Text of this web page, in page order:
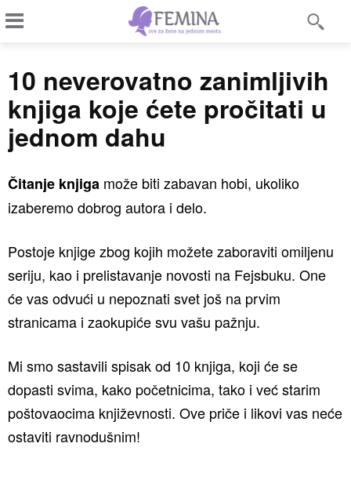
10 neverovatno zanimljivih
knjiga koje ćete pročitati u
jednom dahu
Čitanje knjiga može biti zabavan hobi, ukoliko
izaberemo dobrog autora i delo.
Postoje knjige zbog kojih možete zaboraviti omiljenu
seriju, kao i prelistavanje novosti na Fejsbuku. One
će vas odvući u nepoznati svet još na prvim
stranicama i zaokupiće svu vašu pažnju.
Mi smo sastavili spisak od 10 knjiga, koji će se
dopasti svima, kako početnicima, tako i već starim
poštovaocima književnosti. Ove priče i likovi vas neće
ostaviti ravnodušnim!